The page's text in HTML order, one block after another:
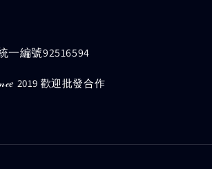
一編號92516594
2019 歡迎批發合作